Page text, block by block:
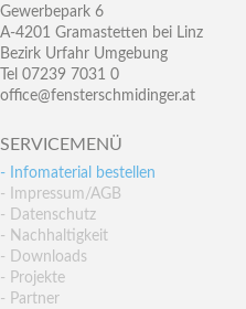
Gewerbepark 6
A-4201 Gramastetten bei Linz
Bezirk Urfahr Umgebung
Tel 07239 7031 0
office@fensterschmidinger.at
SERVICEMENÜ
- Infomaterial bestellen
- Impressum/AGB
- Datenschutz
- Nachhaltigkeit
- Downloads
- Projekte
- Partner